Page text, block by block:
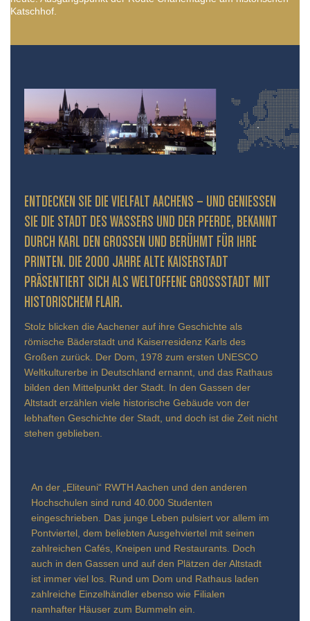
Katschhof.
ENTDECKEN SIE DIE VIELFALT AACHENS – UND GENIESSEN S
IE DIE STADT DES WASSERS UND DER PFERDE, BEKANNT D
URCH KARL DEN GROSSEN UND BERÜHMT FÜR IHRE PR
INTEN. DIE 2000 JAHRE ALTE KAISERSTADT PR
ÄSENTIERT SICH ALS WELTOFFENE GROSSSTADT MIT HIS
TORISCHEM FLAIR.
Stolz blicken die Aachener auf ihre Geschichte als
römische Bäderstadt und Kaiserresidenz Karls des
Großen zurück. Der Dom, 1978 zum ersten UNESCO
Weltkulturerbe in Deutschland ernannt, und das Rathaus
bilden den Mittelpunkt der Stadt. In den Gassen der
Altstadt erzählen viele historische Gebäude von der
lebhaften Geschichte der Stadt, und doch ist die Zeit nicht
stehen geblieben.
An der „Eliteuni“ RWTH Aachen und den anderen
Hochschulen sind rund 40.000 Studenten
eingeschrieben. Das junge Leben pulsiert vor allem im
Pontviertel, dem beliebten Ausgehviertel mit seinen
zahlreichen Cafés, Kneipen und Restaurants. Doch
auch in den Gassen und auf den Plätzen der Altstadt
ist immer viel los. Rund um Dom und Rathaus laden
zahlreiche Einzelhändler ebenso wie Filialen
namhafter Häuser zum Bummeln ein.